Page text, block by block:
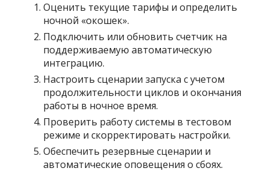
Оценить текущие тарифы и определить
ночной «окошек».
Подключить или обновить счетчик на
поддерживаемую автоматическую
интеграцию.
Настроить сценарии запуска с учетом
продолжительности циклов и окончания
работы в ночное время.
Проверить работу системы в тестовом
режиме и скорректировать настройки.
Обеспечить резервные сценарии и
автоматические оповещения о сбоях.